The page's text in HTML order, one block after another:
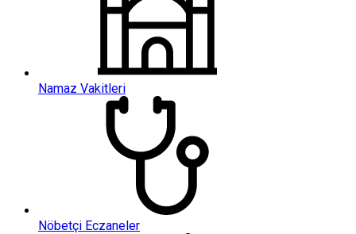
Namaz Vakitleri
Nöbetçi Eczaneler